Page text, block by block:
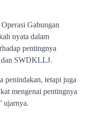
Gabungan
nyata dalam
pentingnya
dan SWDKLLJ.
penindakan, tetapi juga
mengenai pentingnya
ujarnya.